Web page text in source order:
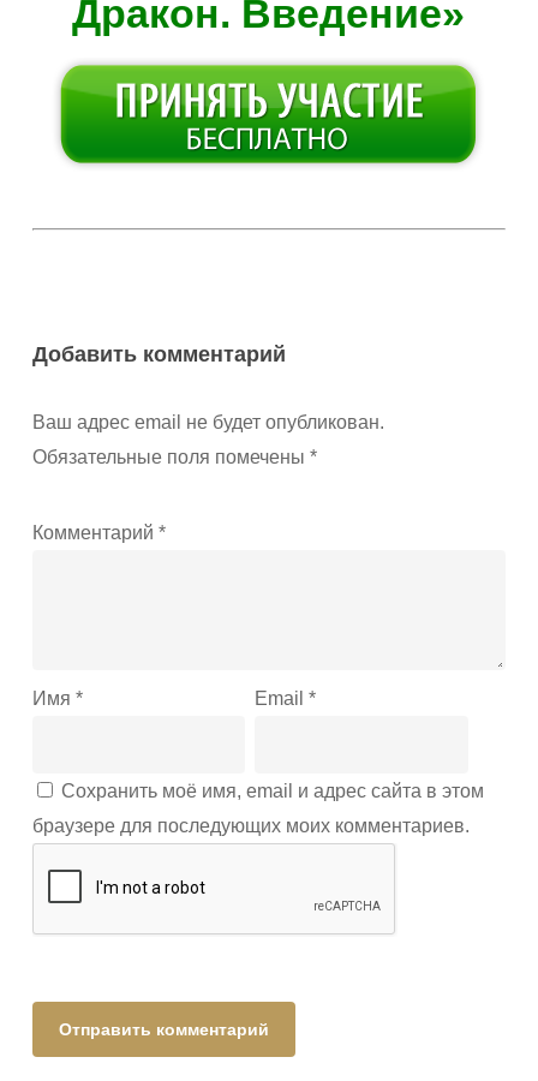
Дракон. Введение»
Добавить комментарий
Ваш адрес email не будет опубликован.
Обязательные поля помечены *
Комментарий *
Имя * Email*
Сохранить моё имя, email и адрес сайта в этом
браузере для последующих моих комментариев.